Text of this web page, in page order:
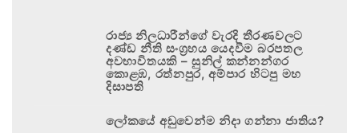
රාජ්‍ය නිලධාරීන්ගේ වැරදි තීරණවලට
දණ්ඩ නීති සංග්‍රහය යෙදවීම බරපතල
අවභාවිතයකි – සුනිල් කන්නන්ගර
කොළඹ, රත්නපුර, අම්පාර හිටපු මහ
දිසාපති
ලෝකයේ අඩුවෙන්ම නිදා ගන්නා ජාතිය?